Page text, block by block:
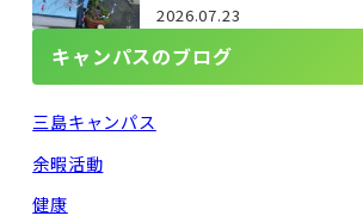
2026.07.23
キャンパスのブログ
三島キャンパス
余暇活動
健康